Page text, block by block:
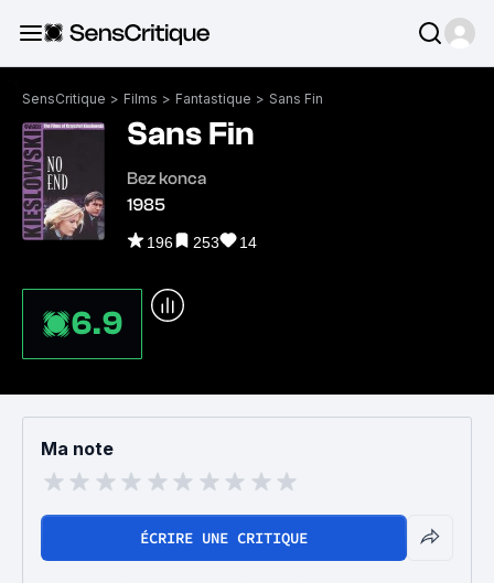
SensCritique > Films > Fantastique > Sans Fin
Sans Fin
Bez konca
1985
196 253 14
6.9
Ma note
ÉCRIRE UNE CRITIQUE